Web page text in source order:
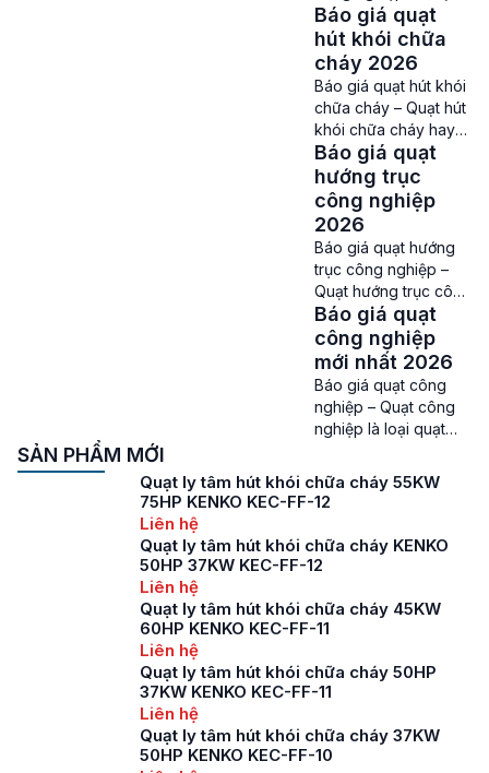
hỗ trợ làm mát không
khí hiệu quả, tăng
cường lưu thông gió
và đảm bảo môi […]
tròn hoặc vuông
được sử dụng trong
các nhà xưởng. Loại
quạt này được dùng
để loại bỏ khí độc hại,
hơi nóng,bụi bẩn tích
tụ, làm mát và giúp
thông gió đem tới môi
trường làm việc trong
lành, thoáng mát hơn
[…]
Báo giá quạt
hút khói chữa
cháy 2026
Báo giá quạt hút khói
chữa cháy – Quạt hút
khói chữa cháy hay
còn được gọi quạt hút
khói PCCC, quạt hút
khói phòng nổ là loại
quạt công nghiệp sử
dụng động cơ chịu
nhiệt nên khả năng
hoạt động ổn định,
chịu được nhiệt độ
lên tới 300 độ C trong
2h […]
Báo giá quạt
hướng trục
công nghiệp
2026
Báo giá quạt hướng
trục công nghiệp –
Quạt hướng trục công
nghiệp là 1 trong
những loại quạt đang
được nhiều trong việc
thông gió, làm mát và
hút khí thải ở các nhà
máy, xưởng sản xuất,
tầng hầm, khu chung
tin liên quan như báo
giá của […]
Báo giá quạt
công nghiệp
mới nhất 2026
Báo giá quạt công
nghiệp – Quạt công
nghiệp là loại quạt
sử dụng ở các nhà
xưởng, nhà máy, khu
thông gió, làm mát
không gian, cung cấp
và loại bỏ bụi bẩn khí
thải giúp duy trì
và […]
SẢN PHẨM MỚI
Quạt ly tâm hút khói chữa cháy 55KW
75HP KENKO KEC-FF-12
Liên hệ
Quạt ly tâm hút khói chữa cháy KENKO
50HP 37KW KEC-FF-12
Liên hệ
Quạt ly tâm hút khói chữa cháy 45KW
60HP KENKO KEC-FF-11
Liên hệ
Quạt ly tâm hút khói chữa cháy 50HP
37KW KENKO KEC-FF-11
Liên hệ
Quạt ly tâm hút khói chữa cháy 37KW
50HP KENKO KEC-FF-10